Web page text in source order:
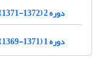
دوره 2 (1372-1371)
دوره 1 (1371-1369)